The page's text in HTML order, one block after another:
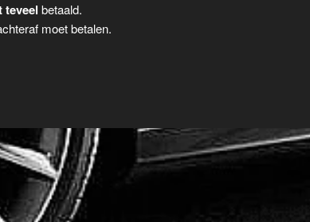
teveel betaald.
moet betalen.